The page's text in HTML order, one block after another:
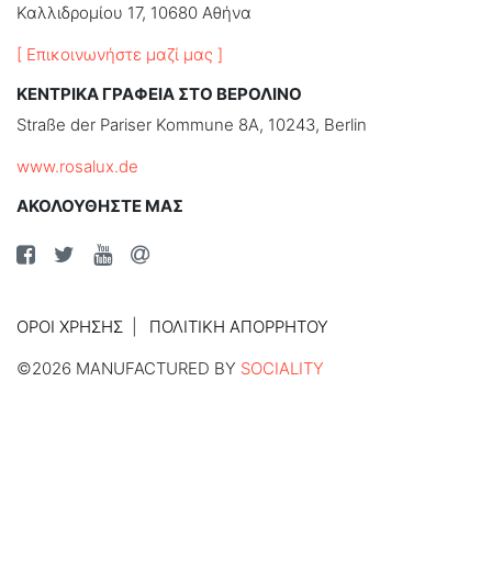
Καλλιδρομίου 17, 10680 Αθήνα
[ Επικοινωνήστε μαζί μας ]
ΚΕΝΤΡΙΚΑ ΓΡΑΦΕΙΑ ΣΤΟ ΒΕΡΟΛΙΝΟ
Straße der Pariser Kommune 8A, 10243, Berlin
www.rosalux.de
ΑΚΟΛΟΥΘΗΣΤΕ ΜΑΣ
ΌΡΟΙ ΧΡΉΣΗΣ
ΠΟΛΙΤΙΚΉ ΑΠΟΡΡΉΤΟΥ
©2026 MANUFACTURED BY SOCIALITY